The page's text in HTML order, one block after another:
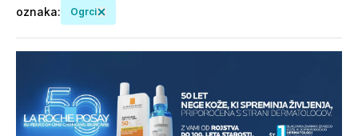
oznaka: Ogrci